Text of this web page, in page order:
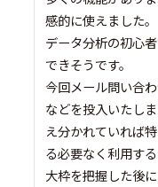
感的に使えました。
データ分析の初心
できそうです。
今回メール問い合
などを投入いたし
え分かれていれば
る必要なく利用す
大枠を把握した後